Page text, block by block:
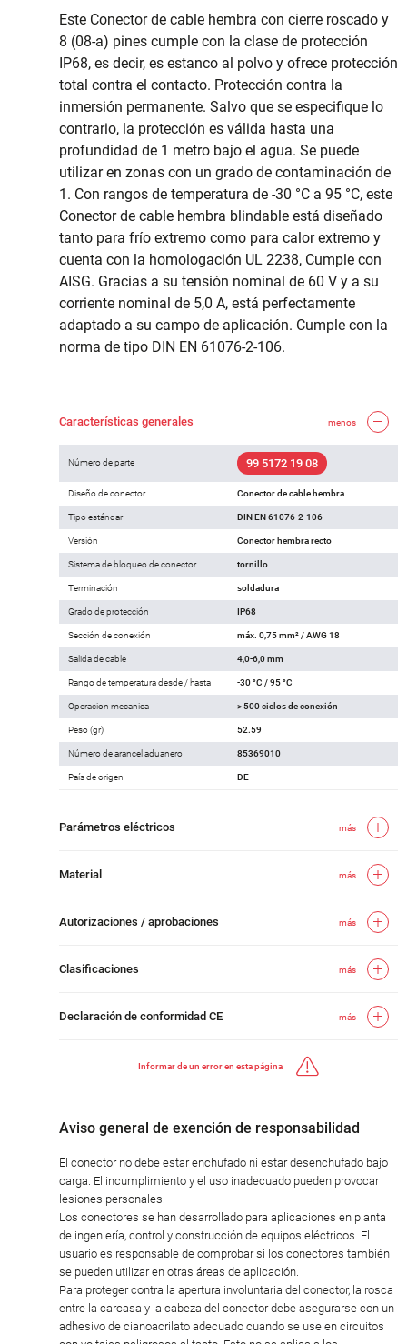
Este Conector de cable hembra con cierre roscado y
8 (08-a) pines cumple con la clase de protección
IP68, es decir, es estanco al polvo y ofrece protección
total contra el contacto. Protección contra la
inmersión permanente. Salvo que se especifique lo
contrario, la protección es válida hasta una
profundidad de 1 metro bajo el agua. Se puede
utilizar en zonas con un grado de contaminación de
1. Con rangos de temperatura de -30 °C a 95 °C, este
Conector de cable hembra blindable está diseñado
tanto para frío extremo como para calor extremo y
cuenta con la homologación UL 2238, Cumple con
AISG. Gracias a su tensión nominal de 60 V y a su
corriente nominal de 5,0 A, está perfectamente
adaptado a su campo de aplicación. Cumple con la
norma de tipo DIN EN 61076-2-106.
Características generales menos
Número de parte 99 5172 19 08
Diseño de conector Conector de cable hembra
Tipo estándar DIN EN 61076-2-106
Versión Conector hembra recto
Sistema de bloqueo de conector tornillo
Terminación soldadura
Grado de protección IP68
Sección de conexión máx. 0,75 mm² / AWG 18
Salida de cable 4,0-6,0 mm
Rango de temperatura desde / hasta -30 °C / 95 °C
Operacion mecanica > 500 ciclos de conexión
Peso (gr) 52.59
Número de arancel aduanero 85369010
País de origen DE
Parámetros eléctricos más
Material más
Autorizaciones / aprobaciones más
Clasificaciones más
Declaración de conformidad CE más
Informar de un error en esta página
Aviso general de exención de responsabilidad
El conector no debe estar enchufado ni estar desenchufado bajo
carga. El incumplimiento y el uso inadecuado pueden provocar
lesiones personales.
Los conectores se han desarrollado para aplicaciones en planta
de ingeniería, control y construcción de equipos eléctricos. El
usuario es responsable de comprobar si los conectores también
se pueden utilizar en otras áreas de aplicación.
Para proteger contra la apertura involuntaria del conector, la rosca
entre la carcasa y la cabeza del conector debe asegurarse con un
adhesivo de cianoacrilato adecuado cuando se use en circuitos